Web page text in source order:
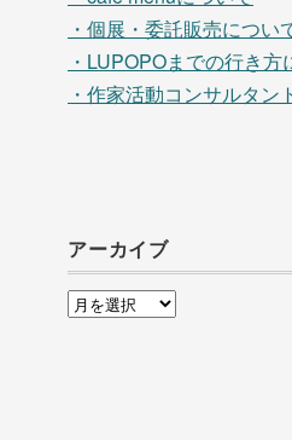
・個展・委託販売につい
・LUPOPOまでの行き方
・作家活動コンサルタン
アーカイブ
ア